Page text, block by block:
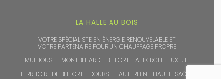
LA HALLE AU BOIS
VOTRE SPÉCIALISTE EN ÉNERGIE RENOUVELABLE ET
VOTRE PARTENAIRE POUR UN CHAUFFAGE PROPRE
MULHOUSE - MONTBELIARD - BELFORT - ALTKIRCH - LUXEUIL
TERRITOIRE DE BELFORT - DOUBS - HAUT-RHIN - HAUTE-SAÔNE